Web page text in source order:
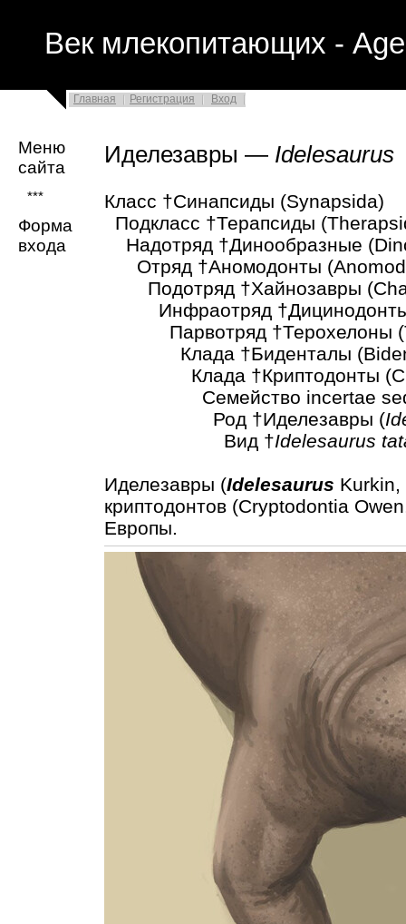
Век млекопитающих -
Главная Регистрация Вход
Меню
сайта
***
Форма
входа
Иделезавры — Idelesaurus
Класс †Синапсиды (Synapsida)
Подкласс †Терапсиды
Надотряд †Динообразные
Отряд †Аномодонты
Подотряд †Хайнозавры
Инфраотряд †Дицинодонты
Парвотряд †Терохелоны
Клада †Биденталы
Клада †Криптодонты
Семейство incertae
Род †Иделезавры (
Вид †Idelesaurus
Иделезавры (Idelesaurus
криптодонтов (Cryptodontia
Европы.